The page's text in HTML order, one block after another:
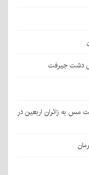
دشت جیرفت
به زائران اربعین در